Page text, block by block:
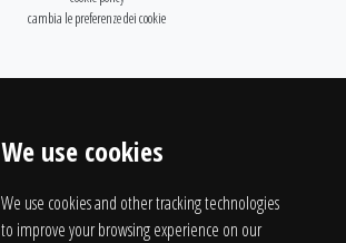
We use cookies
We use cookies and other tracking technologies
to improve your browsing experience on our
cambia le preferenze dei cookie